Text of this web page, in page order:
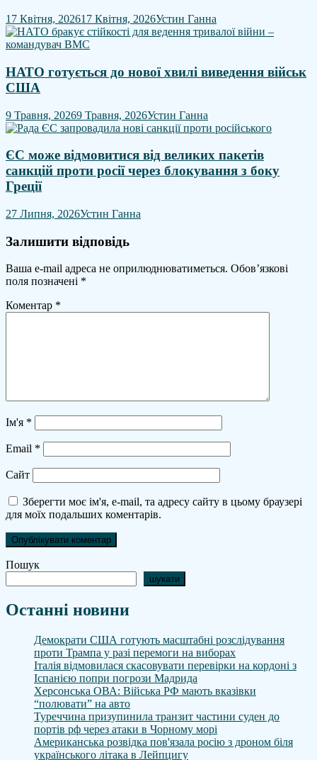
17 Квітня, 202617 Квітня, 2026Устин Ганна
НАТО готується до нової хвилі виведення військ
США
9 Травня, 20269 Травня, 2026Устин Ганна
ЄС може відмовитися від великих пакетів
санкцій проти росії через блокування з боку
Греції
27 Липня, 2026Устин Ганна
Залишити відповідь
Ваша e-mail адреса не оприлюднюватиметься. Обов’язкові
поля позначені *
Коментар *
Ім'я *
Email *
Сайт
Зберегти моє ім'я, e-mail, та адресу сайту в цьому браузері
для моїх подальших коментарів.
Пошук
шукати
Останні новини
Демократи США готують масштабні розслідування
проти Трампа у разі перемоги на виборах
Італія відмовилася скасовувати перевірки на кордоні з
Іспанією попри погрози Мадрида
Херсонська ОВА: Війська РФ мають вказівки
“полювати” на авто
Туреччина призупинила транзит частини суден до
портів рф через атаки в Чорному морі
Американська розвідка пов'язала росію з дроном біля
українського літака в Лейпцигу